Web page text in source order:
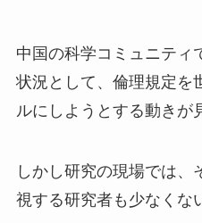
中国の科学コミュニティ
状況として、倫理規定を
ルにしようとする動きが
しかし研究の現場では、
視する研究者も少なくな